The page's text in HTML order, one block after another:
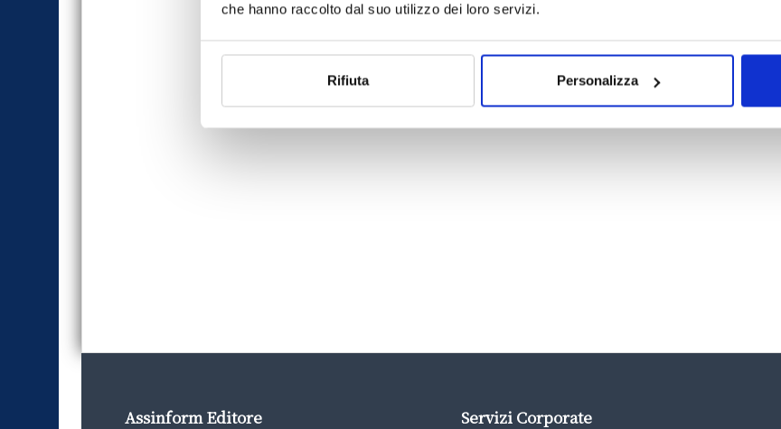
che hanno raccolto dal suo utilizzo dei loro servizi.
Rifiuta Personalizza
Assinform Editore Servizi Corporate